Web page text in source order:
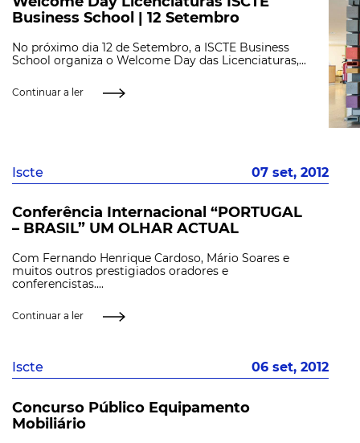
Business School | 12 Setembro
No próximo dia 12 de Setembro, a ISCTE Business
School organiza o Welcome Day das Licenciaturas,...
Continuar a ler
Iscte 07 set, 2012
Conferência Internacional “PORTUGAL
– BRASIL” UM OLHAR ACTUAL
Com Fernando Henrique Cardoso, Mário Soares e
muitos outros prestigiados oradores e
conferencistas....
Continuar a ler
Iscte 06 set, 2012
Concurso Público Equipamento
Mobiliário